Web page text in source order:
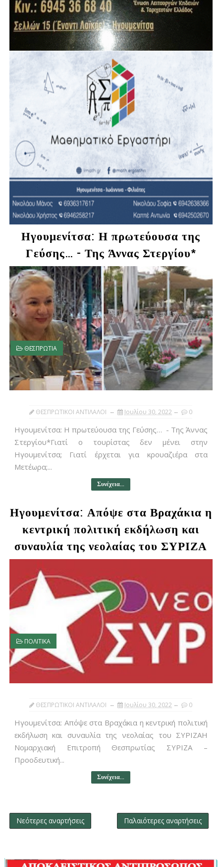
Ηγουμενίτσα: Η πρωτεύουσα της
Γεύσης… - Της Άννας Στεργίου*
ΘΕΣΠΡΩΤΙΑ
ΘΕΣΠΡΩΤΙΚΟΙ ΑΝΤΙΛΑΛΟΙ Ιουλίου 30, 2022 0
Ηγουμενίτσα: Η πρωτεύουσα της Γεύσης… - Της Άννας
Στεργίου*Γιατί ο τουρίστας δεν μένει στην
Ηγουμενίτσα; Γιατί έρχεται για κρουαζιέρα στα
Μετέωρα;...
Συνέχεια...
Ηγουμενίτσα: Απόψε στα Βραχάκια η
κεντρική πολιτική εκδήλωση και
συναυλία της νεολαίας του ΣΥΡΙΖΑ
ΠΟΛΙΤΙΚΑ
ΘΕΣΠΡΩΤΙΚΟΙ ΑΝΤΙΛΑΛΟΙ Ιουλίου 30, 2022 0
Ηγουμενίτσα: Απόψε στα Βραχάκια η κεντρική πολιτική
εκδήλωση και συναυλία της νεολαίας του ΣΥΡΙΖΑΗ
Νομαρχιακή Επιτροπή Θεσπρωτίας ΣΥΡΙΖΑ –
Προοδευτική...
Συνέχεια...
Νεότερες αναρτήσεις Παλαιότερες αναρτήσεις